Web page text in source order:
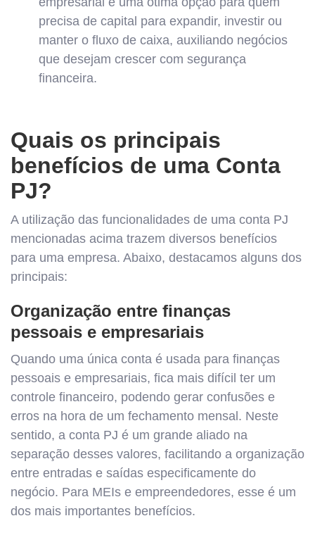
precisa de capital para expandir, investir ou
manter o fluxo de caixa, auxiliando negócios
que desejam crescer com segurança
financeira.
Quais os principais
benefícios de uma Conta
PJ?
A utilização das funcionalidades de uma conta PJ
mencionadas acima trazem diversos benefícios
para uma empresa. Abaixo, destacamos alguns dos
principais:
Organização entre finanças
pessoais e empresariais
Quando uma única conta é usada para finanças
pessoais e empresariais, fica mais difícil ter um
controle financeiro, podendo gerar confusões e
erros na hora de um fechamento mensal. Neste
sentido, a conta PJ é um grande aliado na
separação desses valores, facilitando a organização
entre entradas e saídas especificamente do
negócio. Para MEIs e empreendedores, esse é um
dos mais importantes benefícios.